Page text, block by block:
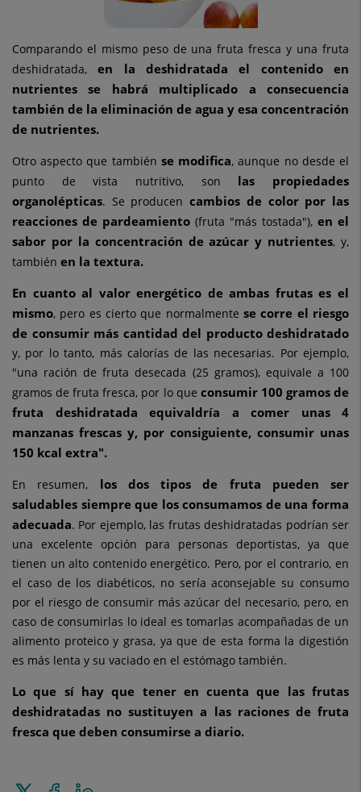
Comparando el mismo peso de una fruta fresca y una fruta
deshidratada,en la deshidratada el contenido en
nutrientes se habrá multiplicado a consecuencia
también de la eliminación de agua y esa concentración
de nutrientes.
Otro aspecto que también se modifica, aunque no desde el
punto de vista nutritivo, son las propiedades
organolépticas. Se producencambios de color por las
reacciones de pardeamiento (fruta "más tostada"), en el
sabor por la concentración de azúcar y nutrientes, y,
también en la textura.
En cuanto al valor energético de ambas frutas es el
mismo, pero es cierto que normalmente se corre el riesgo
de consumir más cantidad del producto deshidratado
y, por lo tanto, más calorías de las necesarias. Por ejemplo,
"una ración de fruta desecada (25 gramos), equivale a 100
gramos de fruta fresca, por lo que consumir 100 gramos de
fruta deshidratada equivaldría a comer unas 4
manzanas frescas y, por consiguiente, consumir unas
150 kcal extra".
En resumen, los dos tipos de fruta pueden ser
saludables siempre que los consumamos de una forma
adecuada. Por ejemplo, las frutas deshidratadas podrían ser
una excelente opción para personas deportistas, ya que
tienen un alto contenido energético. Pero, por el contrario, en
el caso de los diabéticos, no sería aconsejable su consumo
por el riesgo de consumir más azúcar del necesario, pero, en
caso de consumirlas lo ideal es tomarlas acompañadas de un
alimento proteico y grasa, ya que de esta forma la digestión
es más lenta y su vaciado en el estómago también.
Lo que sí hay que tener en cuenta que las frutas
deshidratadas no sustituyen a las raciones de fruta
fresca que deben consumirse a diario.